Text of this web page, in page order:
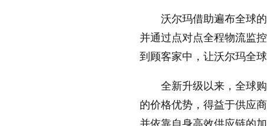
沃尔玛借助遍布全球
并通过点对点全程物流监
到顾客家中，让沃尔玛全
全新升级以来，全球
的价格优势，得益于供应
并依靠自身高效供应链的